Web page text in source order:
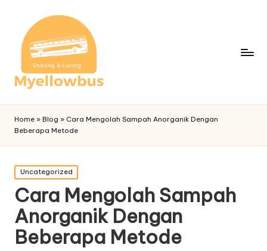
Home » Blog » Cara Mengolah Sampah Anorganik Dengan
Beberapa Metode
Posted
in
Uncategorized
Cara Mengolah Sampah
Anorganik Dengan
Beberapa Metode